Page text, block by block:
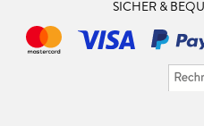
SICHER &